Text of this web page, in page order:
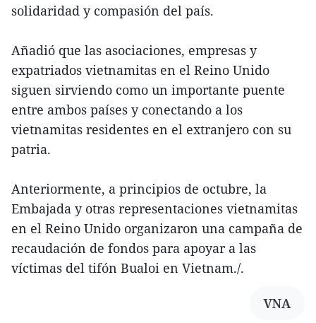
solidaridad y compasión del país.
Añadió que las asociaciones, empresas y
expatriados vietnamitas en el Reino Unido
siguen sirviendo como un importante puente
entre ambos países y conectando a los
vietnamitas residentes en el extranjero con su
patria.
Anteriormente, a principios de octubre, la
Embajada y otras representaciones vietnamitas
en el Reino Unido organizaron una campaña de
recaudación de fondos para apoyar a las
víctimas del tifón Bualoi en Vietnam./.
VNA